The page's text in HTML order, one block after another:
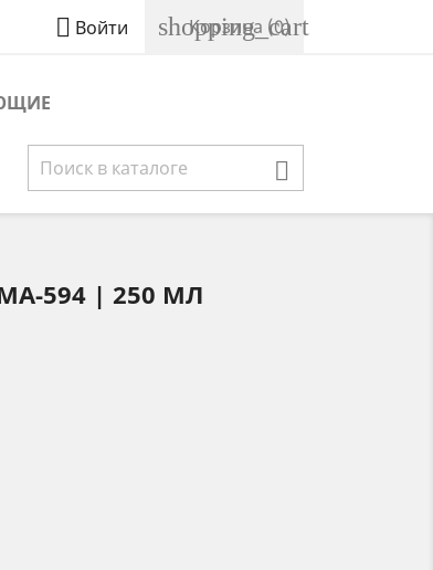
 Войти shopping_cart
Корзина (0)

594 | 250 МЛ